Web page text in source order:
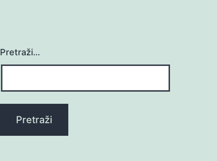
Pretraži…